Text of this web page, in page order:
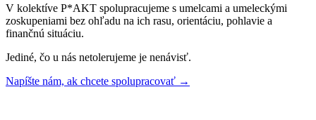
V kolektíve P*AKT spolupracujeme s umelcami a umeleckými
zoskupeniami bez ohľadu na ich rasu, orientáciu, pohlavie a
finančnú situáciu.
Jediné, čo u nás netolerujeme je nenávisť.
Napíšte nám, ak chcete spolupracovať →